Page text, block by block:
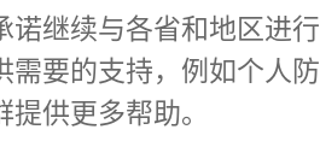
诺继续与各省和地区进
需要的支持，例如个人
供更多帮助。